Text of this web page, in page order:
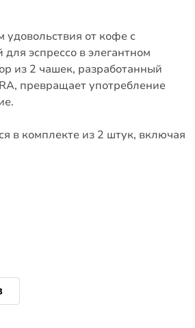
удовольствия от кофе с
эспрессо в элегантном
из 2 чашек, разработанный
превращает употребление
в комплекте из 2 штук, включая